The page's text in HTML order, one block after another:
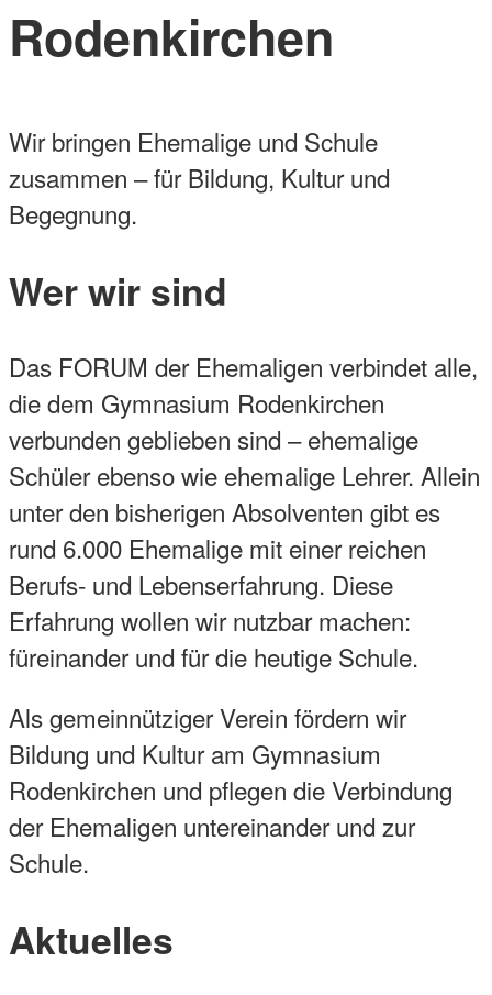
Rodenkirchen
Wir bringen Ehemalige und Schule
zusammen – für Bildung, Kultur und
Begegnung.
Wer wir sind
Das FORUM der Ehemaligen verbindet alle,
die dem Gymnasium Rodenkirchen
verbunden geblieben sind – ehemalige
Schüler ebenso wie ehemalige Lehrer. Allein
unter den bisherigen Absolventen gibt es
rund 6.000 Ehemalige mit einer reichen
Berufs- und Lebenserfahrung. Diese
Erfahrung wollen wir nutzbar machen:
füreinander und für die heutige Schule.
Als gemeinnütziger Verein fördern wir
Bildung und Kultur am Gymnasium
Rodenkirchen und pflegen die Verbindung
der Ehemaligen untereinander und zur
Schule.
Aktuelles